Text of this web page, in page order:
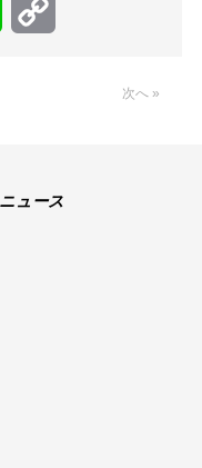
Line
次へ »
ュース